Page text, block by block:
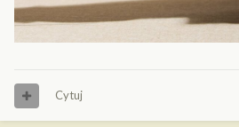
Cytuj